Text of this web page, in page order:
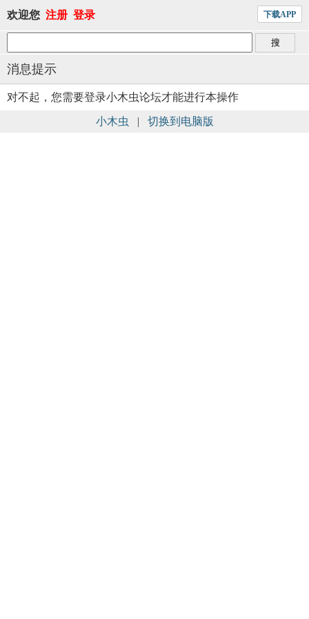
欢迎您 注册 登录 下载APP
消息提示
对不起，您需要登录小木虫论坛才能进行本操作
小木虫 | 切换到电脑版